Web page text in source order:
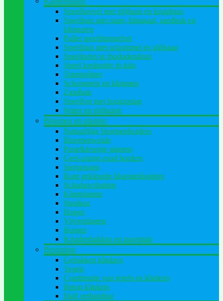
Speelheuvel met glijbaan en kruipbuis
Speelhuis met raam, klimpaal, zandbak en
klimtoren
Pallet speeltimmerfort
Speelhuis met schommel en glijbaan
Speeltoren in rhododendron
Speel keukentje in tuin
Trampolines
Schommels en klimmen
Zandbak
Speelfort met houtopslag
Water en glijhuisje
Bloemen en planten
Natuurlijke bloemenborders
Bloemenweide
Pastelkleurige planten
Geel-oranje-rood borders
Siergrassen
Bont gekleurde bloemenborders
Schaduwplanten
Klimplanten
Struiken
Hagen
Vijverplanten
Bomen
Kruidenbakken en moestuin
Bestrating
Gebakken klinkers
Tegels
Combinatie van tegels en klinkers
Beton klinkers
Half verharding